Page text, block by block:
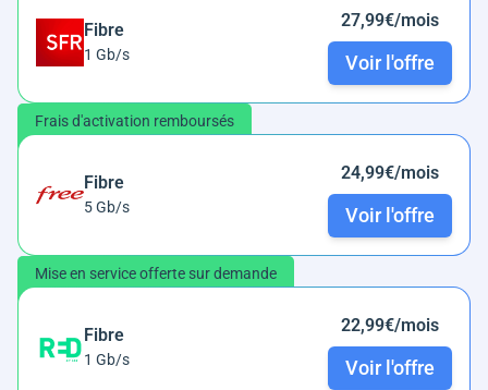
Fibre
1 Gb/s
27,99€/mois
Voir l'offre
Frais d'activation remboursés
Fibre
5 Gb/s
24,99€/mois
Voir l'offre
Mise en service offerte sur demande
Fibre
1 Gb/s
22,99€/mois
Voir l'offre